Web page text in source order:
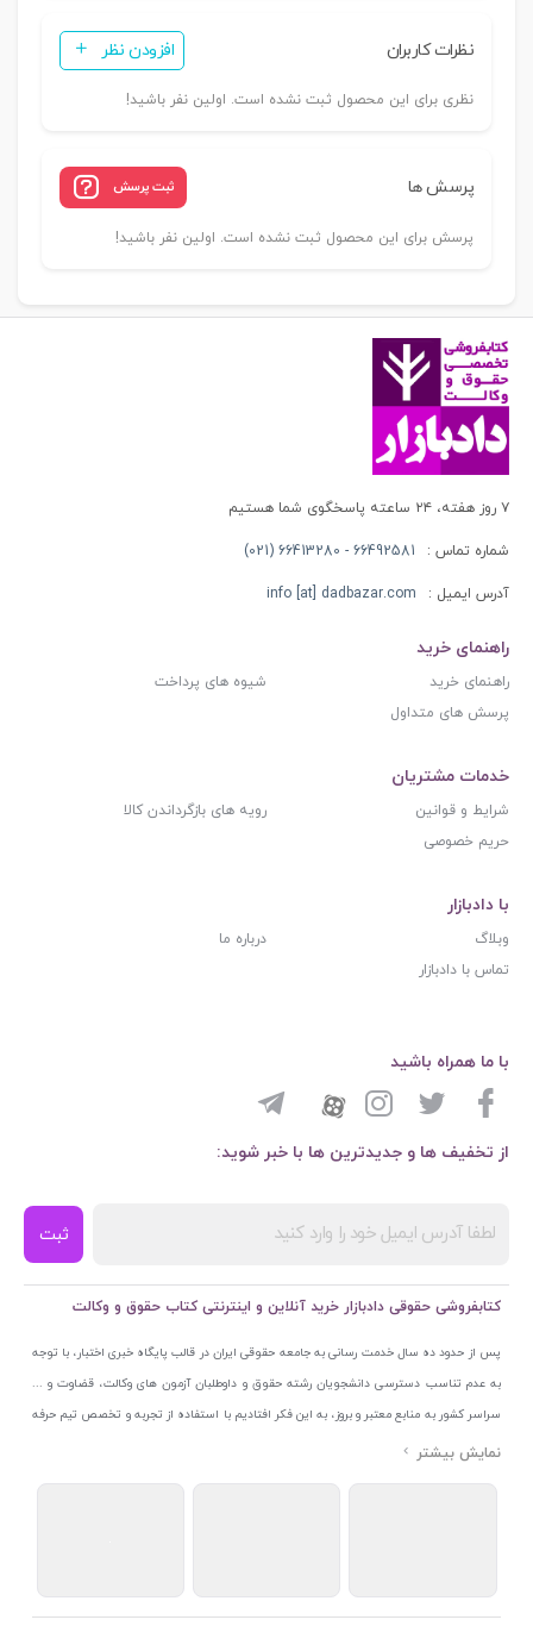
حقوقی
محمدتقی
زاده
و
عدد
نظرات کاربران افزودن نظر
نظری برای این محصول ثبت نشده است. اولین نفر باشید!
پرسش ها ثبت پرسش
پرسش برای این محصول ثبت نشده است. اولین نفر باشید!
۷ روز هفته، ۲۴ ساعته پاسخگوی شما هستیم
شماره تماس : 66492581 - 66413280 (021)
آدرس ایمیل : info [at] dadbazar.com
راهنمای خرید
راهنمای خرید
شیوه های پرداخت
پرسش های متداول
خدمات مشتریان
شرایط و قوانین
رویه های بازگرداندن کالا
حریم خصوصی
با دادبازار
وبلاگ
درباره ما
تماس با دادبازار
از تخفیف ها و جدیدترین ها با خبر شوید:
ثبت
با ما همراه باشید
کتابفروشی حقوقی دادبازار خرید آنلاین و اینترنتی کتاب حقوق و وکالت
پس از حدود ده سال خدمت رسانی به جامعه حقوقی ایران در قالب پایگاه خبری اختبار، با توجه
به عدم تناسب دسترسی دانشجویان رشته حقوق و داوطلبان آزمون های وکالت، قضاوت و ...
سراسر کشور به منابع معتبر و بروز، به این فکر افتادیم با استفاده از تجربه و تخصص تیم حرفه
ای اختبار خدمتی جدید به جامعه حقوقی ایران ارائه کنیم. به این منظور با راه اندازی و تجهیز
اتحادیه ناشران و کتابفروشان تهران به منظور ارائه مطمئن ترین خدمات مجموعه بسیار کامل و